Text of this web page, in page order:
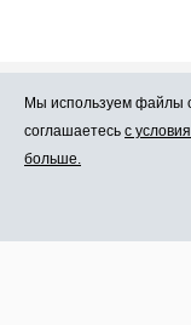
Про
Мы используем файлы
соглашаетесь с
больше.